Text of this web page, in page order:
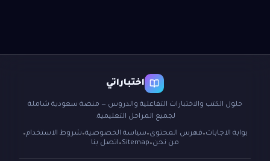
اختباراتي
حلول الكتب والاختبارات التفاعلية والدروس — منصة سعودية شاملة
لجميع المراحل التعليمية.
بوابة الاجابات ● فهرس المحتوى ● سياسة الخصوصية● شروط الاستخدام●
من نحن ●
Sitemap
● اتصل بنا